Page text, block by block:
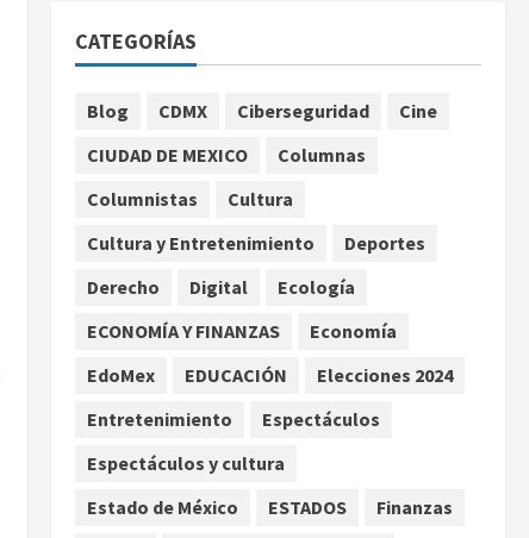
de 420,000 pesos en CDMX
2
Perez Hilton es hospitalizado
tras autolesionarse en vivo
agosto 6, 2026
Deportes Nacional
Aficionado encara a Mikel
regreso del ascenso
agosto 6, 2026
Sectores obrero y
empresarial piden al IMSS
CATEGORÍAS
Blog CDMX Ciberseguridad
Cine
CIUDAD DE MEXICO
Columnas
Columnistas
Cultura
Cultura y Entretenimiento
Deportes
Derecho
Digital
Ecología
ECONOMÍA Y FINANZAS
Economía
EdoMex
EDUCACIÓN
Elecciones 2024
Entretenimiento
Espectáculos
Espectáculos y cultura
Estado de México
ESTADOS
Finanzas